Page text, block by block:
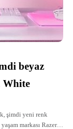
beyaz
White
şimdi yeni renk
markası Razer,